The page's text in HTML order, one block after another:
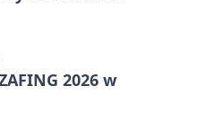
2026 w